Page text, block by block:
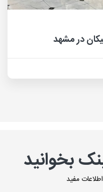
در مشهد
بخوانید
مفید